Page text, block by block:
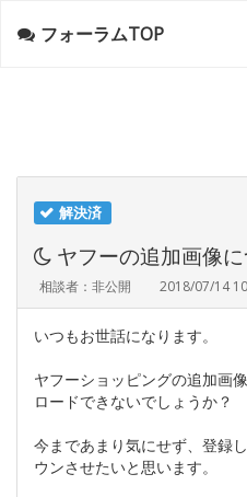
フォーラムTOP
解決済
ヤフーの追加画像
相談者：非公開 2018/07/14
いつもお世話になります。
ヤフーショッピングの追加画
ロードできないでしょうか？
今まであまり気にせず、登録
ウンさせたいと思います。